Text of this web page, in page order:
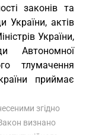
законів та
України, актів
України,
Автономної
тлумачення
приймає
згідно
визнано